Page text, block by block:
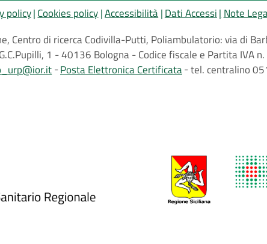
policy Cookies policy Accessibilità Dati Accessi Note
Centro di ricerca Codivilla-Putti, Poliambulatorio: via di
1 - 40136 Bologna - Codice fiscale e Partita IVA
Posta Elettronica Certificata tel. centralino